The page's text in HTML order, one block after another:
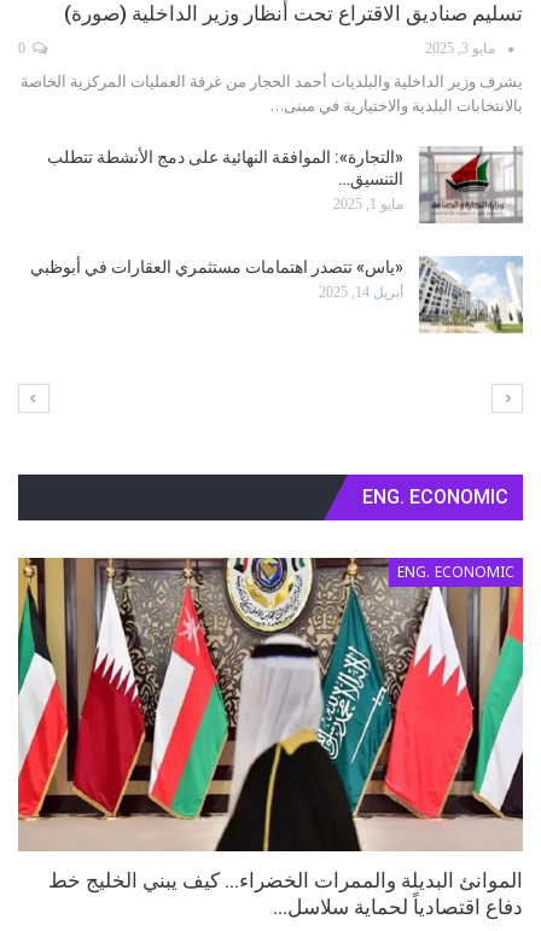
عكار تفتتح موسم الانتخابات: محاولات تغليب التوافق لا تمنع
المعارك العائلية
أبريل 9, 2025 0
مع تحديد وزير الداخلية والبلديات أحمد الحجار مواعيد إجراء الانتخابات البلدية
الـ NGO’s خسرت موسم الانتخابات البلدية
أبريل 5, 2025
الانتخابات البلدية: أقلية فقط تريد تأجيلها
ENG. ECONOMIC
ENG. ECONOMIC
الموانئ البديلة والممرات الخضراء… كيف يبني الخليج خط
دفاع اقتصادياً لحماية سلاسل…